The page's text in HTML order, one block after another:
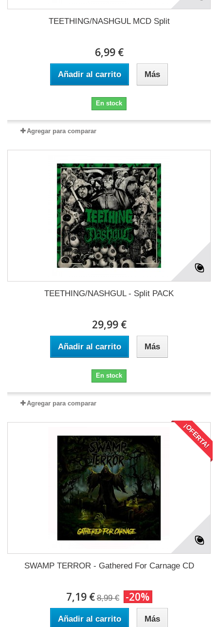
TEETHING/NASHGUL MCD Split
6,99 €
Añadir al carrito Más
En stock
Agregar para comparar
TEETHING/NASHGUL - Split PACK
29,99 €
Añadir al carrito Más
En stock
Agregar para comparar
¡OFERTA!
SWAMP TERROR - Gathered For Carnage CD
7,19 € 8,99 € -20%
Añadir al carrito Más